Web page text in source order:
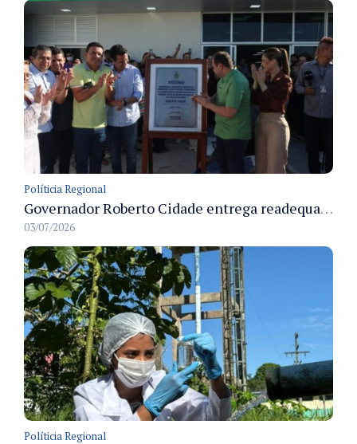
Políticia Regional
Governador Roberto Cidade entrega readequação do ambulatório da FCecon e amplia capacidade de atendimento oncológico em Manaus
03/07/2026
Políticia Regional